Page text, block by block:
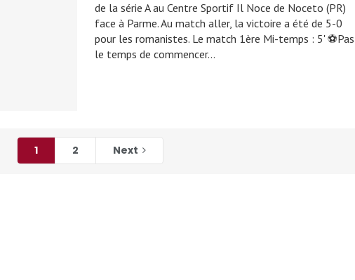
de la série A au Centre Sportif Il Noce de Noceto (PR)
face à Parme. Au match aller, la victoire a été de 5-0
pour les romanistes. Le match 1ère Mi-temps : 5' ⚽Pas
le temps de commencer…
1 2 Next